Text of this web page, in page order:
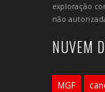
exploração
não
NUVEM
MGF